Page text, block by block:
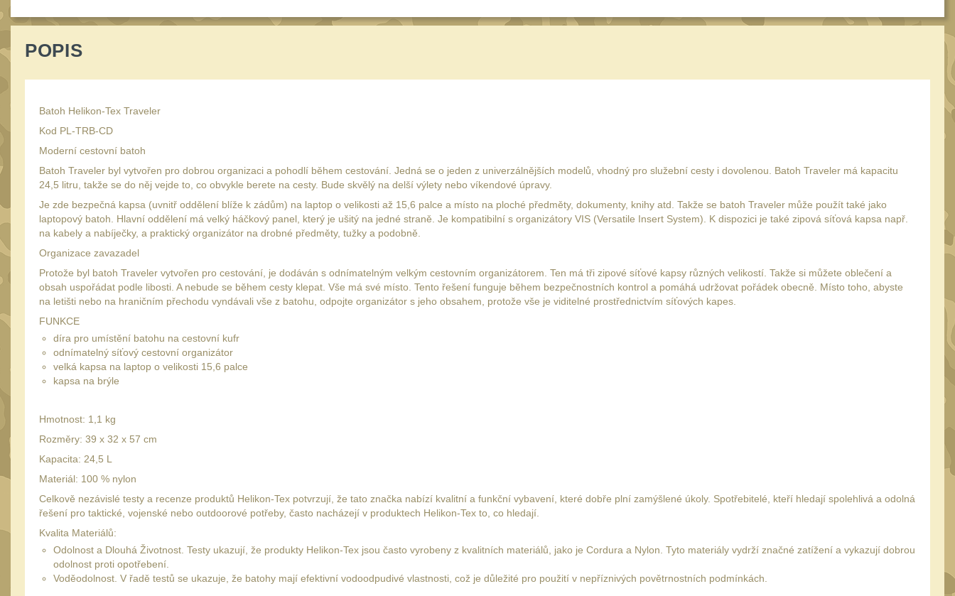
POPIS
Batoh Helikon-Tex Traveler
Kod PL-TRB-CD
Moderní cestovní batoh
Batoh Traveler byl vytvořen pro dobrou organizaci a pohodlí během cestování. Jedná se o jeden z univerzálnějších modelů, vhodný pro služební cesty i dovolenou. Batoh Traveler má kapacitu
24,5 litru, takže se do něj vejde to, co obvykle berete na cesty. Bude skvělý na delší výlety nebo víkendové úpravy.
Je zde bezpečná kapsa (uvnitř oddělení blíže k zádům) na laptop o velikosti až 15,6 palce a místo na ploché předměty, dokumenty, knihy atd. Takže se batoh Traveler může použít také jako
laptopový batoh. Hlavní oddělení má velký háčkový panel, který je ušitý na jedné straně. Je kompatibilní s organizátory VIS (Versatile Insert System). K dispozici je také zipová síťová kapsa např.
na kabely a nabíječky, a praktický organizátor na drobné předměty, tužky a podobně.
Organizace zavazadel
Protože byl batoh Traveler vytvořen pro cestování, je dodáván s odnímatelným velkým cestovním organizátorem. Ten má tři zipové síťové kapsy různých velikostí. Takže si můžete oblečení a
obsah uspořádat podle libosti. A nebude se během cesty klepat. Vše má své místo. Tento řešení funguje během bezpečnostních kontrol a pomáhá udržovat pořádek obecně. Místo toho, abyste
na letišti nebo na hraničním přechodu vyndávali vše z batohu, odpojte organizátor s jeho obsahem, protože vše je viditelné prostřednictvím síťových kapes.
FUNKCE
díra pro umístění batohu na cestovní kufr
odnímatelný síťový cestovní organizátor
velká kapsa na laptop o velikosti 15,6 palce
kapsa na brýle
Hmotnost: 1,1 kg
Rozměry: 39 x 32 x 57 cm
Kapacita: 24,5 L
Materiál: 100 % nylon
Celkově nezávislé testy a recenze produktů Helikon-Tex potvrzují, že tato značka nabízí kvalitní a funkční vybavení, které dobře plní zamýšlené úkoly. Spotřebitelé, kteří hledají spolehlivá a odolná
řešení pro taktické, vojenské nebo outdoorové potřeby, často nacházejí v produktech Helikon-Tex to, co hledají.
Kvalita Materiálů:
Odolnost a Dlouhá Životnost. Testy ukazují, že produkty Helikon-Tex jsou často vyrobeny z kvalitních materiálů, jako je Cordura a Nylon. Tyto materiály vydrží značné zatížení a vykazují dobrou
odolnost proti opotřebení.
Voděodolnost. V řadě testů se ukazuje, že batohy mají efektivní vodoodpudivé vlastnosti, což je důležité pro použití v nepříznivých povětrnostních podmínkách.